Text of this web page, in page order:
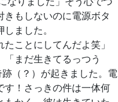
きもしないのに電源ボタ
く押しました。
たことにしてんだよ笑」
「まだ生きてるっつう
）が起きました。電
す！さっきの件は一体何